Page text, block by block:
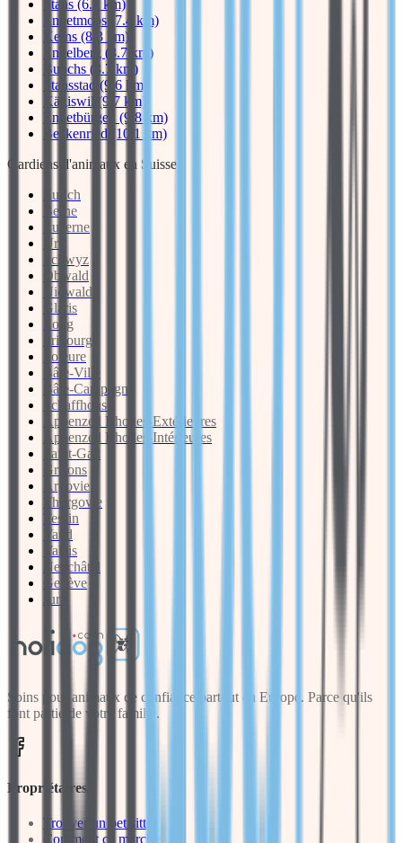
Stans (6.6 km)
Ennetmoos (7.4 km)
Kerns (8.3 km)
Engelberg (8.7 km)
Buochs (8.7 km)
Stansstad (9.6 km)
Kägiswil (9.7 km)
Ennetbürgen (9.8 km)
Beckenried (10.1 km)
Gardiens d'animaux en Suisse
Zurich
Berne
Lucerne
Uri
Schwyz
Obwald
Nidwald
Glaris
Zoug
Fribourg
Soleure
Bâle-Ville
Bâle-Campagne
Schaffhouse
Appenzell Rhodes-Extérieures
Appenzell Rhodes-Intérieures
Saint-Gall
Grisons
Argovie
Thurgovie
Tessin
Vaud
Valais
Neuchâtel
Genève
Jura
Soins pour animaux de confiance partout en Europe. Parce qu'ils
font partie de votre famille.
Propriétaires
Trouver un pet sitter
Comment ça marche